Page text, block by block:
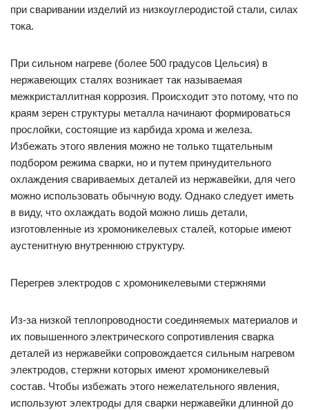
при сваривании изделий из низкоуглеродистой стали, силах
тока.
При сильном нагреве (более 500 градусов Цельсия) в
нержавеющих сталях возникает так называемая
межкристаллитная коррозия. Происходит это потому, что по
краям зерен структуры металла начинают формироваться
прослойки, состоящие из карбида хрома и железа.
Избежать этого явления можно не только тщательным
подбором режима сварки, но и путем принудительного
охлаждения свариваемых деталей из нержавейки, для чего
можно использовать обычную воду. Однако следует иметь
в виду, что охлаждать водой можно лишь детали,
изготовленные из хромоникелевых сталей, которые имеют
аустенитную внутреннюю структуру.
Перегрев электродов с хромоникелевыми стержнями
Из-за низкой теплопроводности соединяемых материалов и
их повышенного электрического сопротивления сварка
деталей из нержавейки сопровождается сильным нагревом
электродов, стержни которых имеют хромоникелевый
состав. Чтобы избежать этого нежелательного явления,
используют электроды для сварки нержавейки длинной до